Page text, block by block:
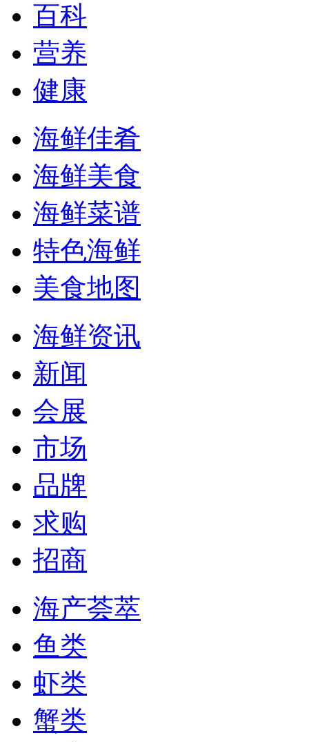
百科
营养
健康
海鲜佳肴
海鲜美食
海鲜菜谱
特色海鲜
美食地图
海鲜资讯
新闻
会展
市场
品牌
求购
招商
海产荟萃
鱼类
虾类
蟹类